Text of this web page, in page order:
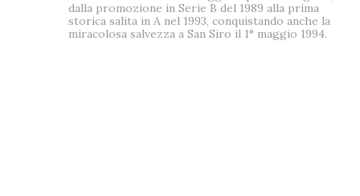
dalla promozione in Serie B del 1989 alla prima
storica salita in A nel 1993, conquistando anche la
miracolosa salvezza a San Siro il 1° maggio 1994.